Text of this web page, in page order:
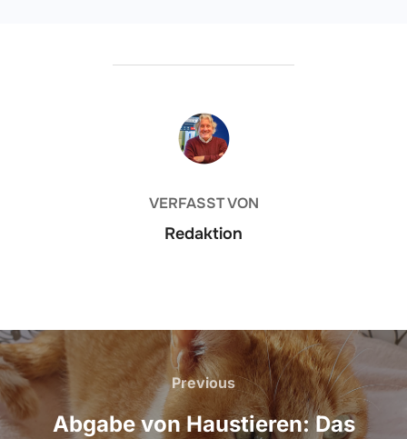
BEITRAGSAUTOR
VERFASST VON
Redaktion
Beitragsnavigation
Previous
Previous
Abgabe von Haustieren: Das